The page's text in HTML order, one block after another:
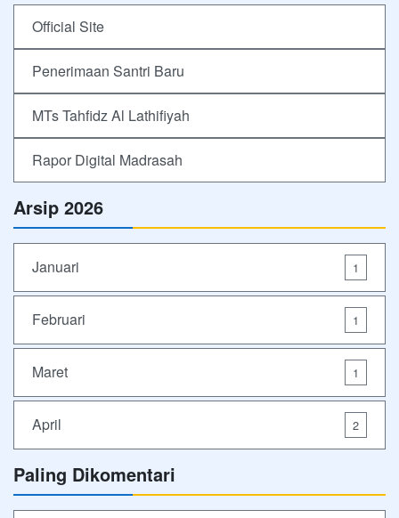
Official Site
Penerimaan Santri Baru
MTs Tahfidz Al Lathifiyah
Rapor Digital Madrasah
Arsip 2026
Januari 1
Februari 1
Maret 1
April 2
Paling Dikomentari